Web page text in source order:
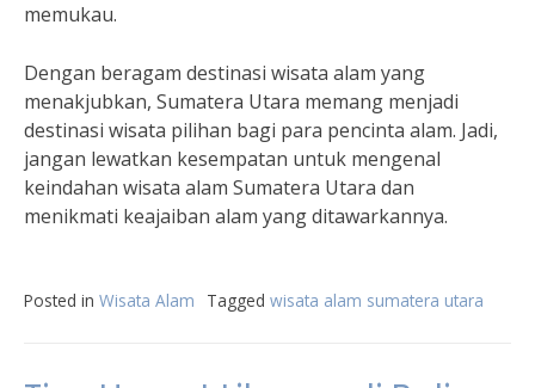
memukau.
Dengan beragam destinasi wisata alam yang
menakjubkan, Sumatera Utara memang menjadi
destinasi wisata pilihan bagi para pencinta alam. Jadi,
jangan lewatkan kesempatan untuk mengenal
keindahan wisata alam Sumatera Utara dan
menikmati keajaiban alam yang ditawarkannya.
Posted in Wisata Alam Tagged wisata alam sumatera utara